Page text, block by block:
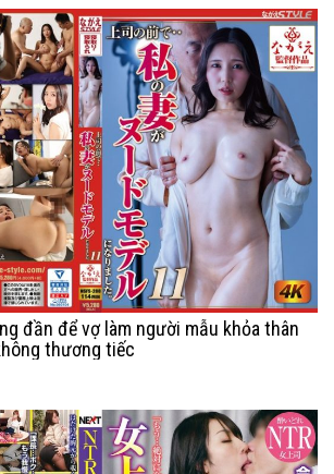
đần để vợ làm người mẫu khỏa thân
thương tiếc